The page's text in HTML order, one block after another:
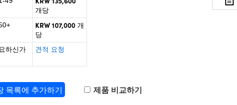
개당
KRW 107,000 개
당
하신가
견적 요청
목록에 추가하기 제품 비교하기